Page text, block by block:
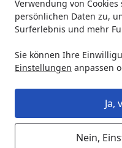
Verwendung von
persönlichen Daten zu,
Surferlebnis und mehr
Sie können Ihre
Einstellungen anpassen
Ja,
Nein,